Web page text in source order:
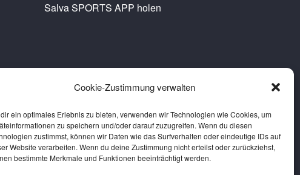
Cookie-Zustimmung verwalten
ein optimales Erlebnis zu bieten, verwenden wir Technologien wie Cookies, um
zu speichern und/oder darauf zuzugreifen. Wenn du diesen
zustimmst, können wir Daten wie das Surfverhalten oder eindeutige IDs auf
Website verarbeiten. Wenn du deine Zustimmung nicht erteilst oder zurückziehst,
bestimmte Merkmale und Funktionen beeinträchtigt werden.
Salva SPORTS APP holen